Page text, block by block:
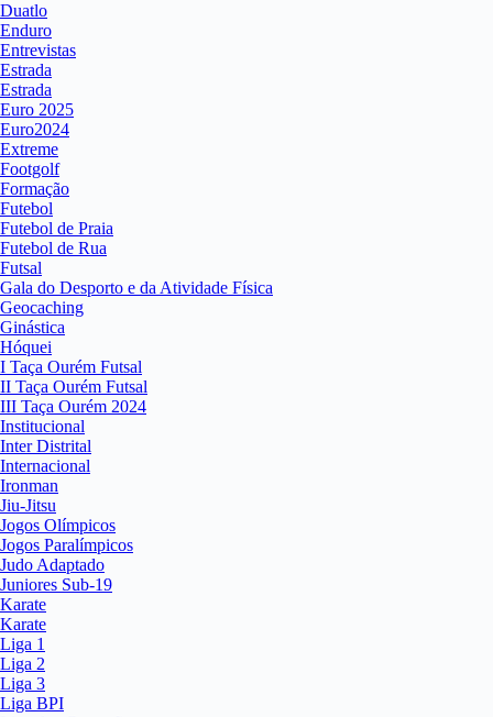
Duatlo
Enduro
Entrevistas
Estrada
Estrada
Euro 2025
Euro2024
Extreme
Footgolf
Formação
Futebol
Futebol de Praia
Futebol de Rua
Futsal
Gala do Desporto e da Atividade Física
Geocaching
Ginástica
Hóquei
I Taça Ourém Futsal
II Taça Ourém Futsal
III Taça Ourém 2024
Institucional
Inter Distrital
Internacional
Ironman
Jiu-Jitsu
Jogos Olímpicos
Jogos Paralímpicos
Judo Adaptado
Juniores Sub-19
Karate
Karate
Liga 1
Liga 2
Liga 3
Liga BPI